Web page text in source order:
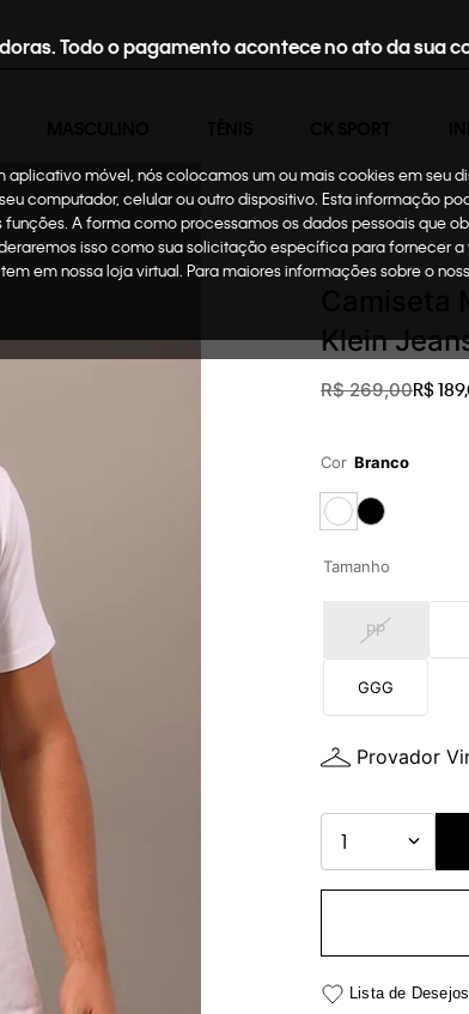
Todo o pagamento acontece no ato da sua
móvel, nós colocamos um ou mais cookies em seu
computador, celular ou outro dispositivo. Esta informação
A forma como processamos os dados pessoais que
isso como sua solicitação específica para fornecer
em nossa loja virtual. Para maiores informações sobre o
Masculino Roupas
Klein
R$ 269,00R$189,
Cor Branco
Tamanho
PP
GGG
Provador
1